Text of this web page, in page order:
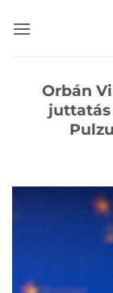
Orbán
juttatás